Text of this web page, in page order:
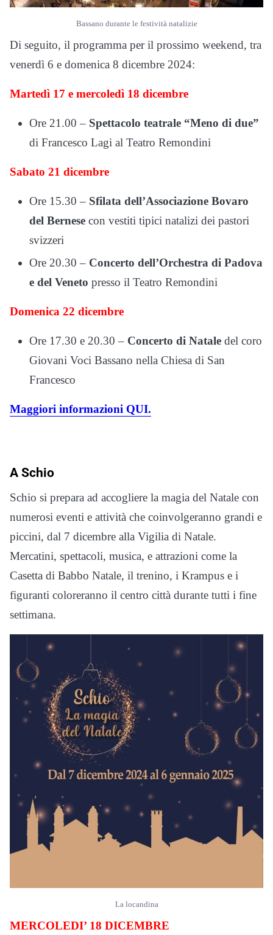
Bassano durante le festività natalizie
Di seguito, il programma per il prossimo weekend, tra
venerdì 6 e domenica 8 dicembre 2024:
Martedì 17 e mercoledì 18 dicembre
Ore 21.00 – Spettacolo teatrale “Meno di due”
di Francesco Lagi al Teatro Remondini
Sabato 21 dicembre
Ore 15.30 – Sfilata dell’Associazione Bovaro
del Bernese con vestiti tipici natalizi dei pastori
svizzeri
Ore 20.30 – Concerto dell’Orchestra di Padova
e del Veneto presso il Teatro Remondini
Domenica 22 dicembre
Ore 17.30 e 20.30 – Concerto di Natale del coro
Giovani Voci Bassano nella Chiesa di San
Francesco
Maggiori informazioni QUI.
A Schio
Schio si prepara ad accogliere la magia del Natale con
numerosi eventi e attività che coinvolgeranno grandi e
piccini, dal 7 dicembre alla Vigilia di Natale.
Mercatini, spettacoli, musica, e attrazioni come la
Casetta di Babbo Natale, il trenino, i Krampus e i
figuranti coloreranno il centro città durante tutti i fine
settimana.
La locandina
MERCOLEDI’ 18 DICEMBRE